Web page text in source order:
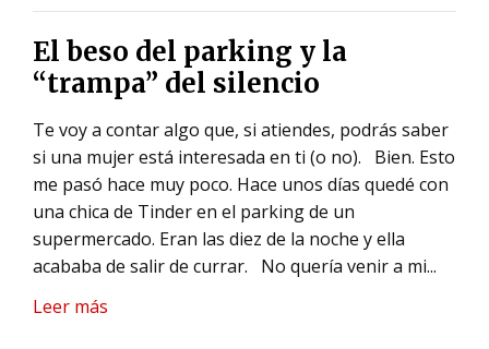
El beso del parking y la
“trampa” del silencio
Te voy a contar algo que, si atiendes, podrás saber
si una mujer está interesada en ti (o no).
Bien. Esto
me pasó hace muy poco. Hace unos días quedé con
una chica de Tinder en el parking de un
supermercado. Eran las diez de la noche y ella
acababa de salir de currar.
No quería venir a mi...
Leer más